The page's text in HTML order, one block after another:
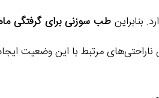
بنابراین طب سوزنی برای گرفتگی
ناراحتی‌های مرتبط با این وضعیت